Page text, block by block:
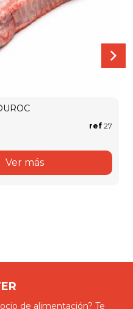
ref 27
Ver más
de alimentación? Te